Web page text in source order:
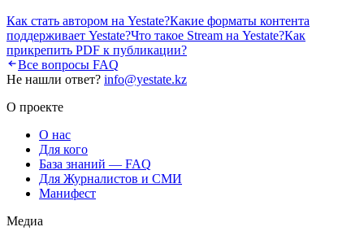
Как стать автором на Yestate?Какие форматы контента
поддерживает Yestate?Что такое Stream на Yestate?Как
прикрепить PDF к публикации?
Все вопросы FAQ
Не нашли ответ? info@yestate.kz
О проекте
О нас
Для кого
База знаний — FAQ
Для Журналистов и СМИ
Манифест
Медиа